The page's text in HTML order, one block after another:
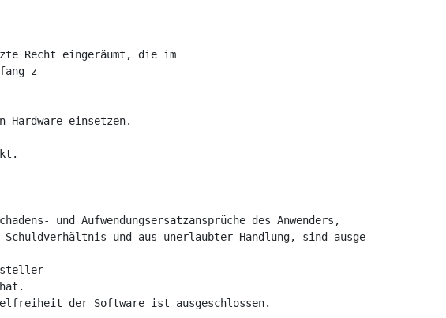
Recht eingeräumt, die im
z
Hardware einsetzen.
und Aufwendungsersatzansprüche des Anwenders,
und aus unerlaubter Handlung, sind ausgeschlossen.
der Software ist ausgeschlossen.